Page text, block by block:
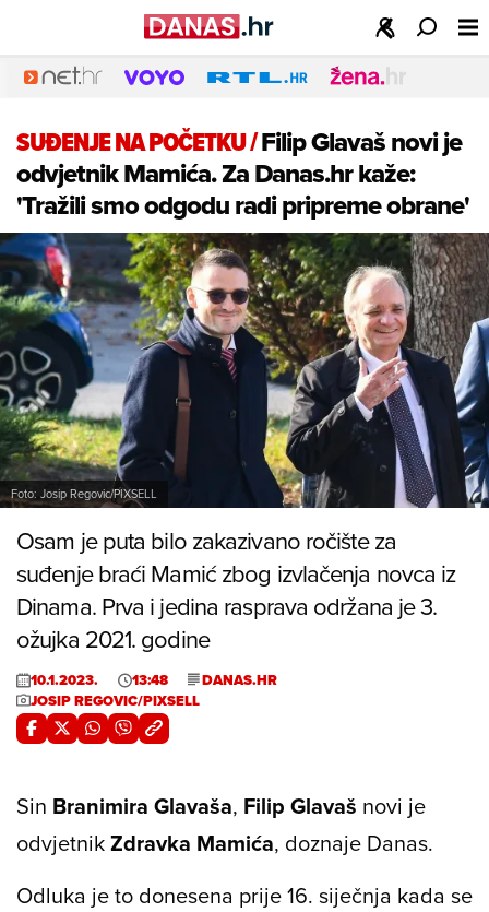
SUĐENJE NA POČETKU/Filip Glavaš novi je
odvjetnik Mamića. Za Danas.hr kaže:
'Tražili smo odgodu radi pripreme obrane'
Foto: Josip Regovic/PIXSELL
Osam je puta bilo zakazivano ročište za
suđenje braći Mamić zbog izvlačenja novca iz
Dinama. Prva i jedina rasprava održana je 3.
ožujka 2021. godine
10.1.2023. 13:48
DANAS.HR
JOSIP REGOVIC/PIXSELL
Sin Branimira Glavaša, Filip Glavaš novi je
odvjetnikZdravka Mamića, doznaje Danas.
Odluka je to donesena prije 16. siječnja kada se